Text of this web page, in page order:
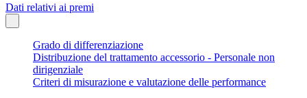
Dati relativi ai premi
Grado di differenziazione
Distribuzione del trattamento accessorio - Personale non
dirigenziale
Criteri di misurazione e valutazione delle performance